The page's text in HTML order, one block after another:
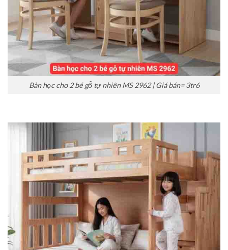
Bàn học cho 2 bé gỗ tự nhiên MS 2962 | Giá bán= 3tr6